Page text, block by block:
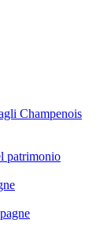
Champenois
patrimonio